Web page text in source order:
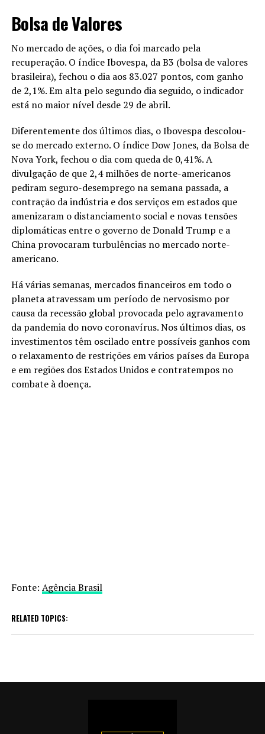
Bolsa de Valores
No mercado de ações, o dia foi marcado pela
recuperação. O índice Ibovespa, da B3 (bolsa de valores
brasileira), fechou o dia aos 83.027 pontos, com ganho
de 2,1%. Em alta pelo segundo dia seguido, o indicador
está no maior nível desde 29 de abril.
Diferentemente dos últimos dias, o Ibovespa descolou-
se do mercado externo. O índice Dow Jones, da Bolsa de
Nova York, fechou o dia com queda de 0,41%. A
divulgação de que 2,4 milhões de norte-americanos
pediram seguro-desemprego na semana passada, a
contração da indústria e dos serviços em estados que
amenizaram o distanciamento social e novas tensões
diplomáticas entre o governo de Donald Trump e a
China provocaram turbulências no mercado norte-
americano.
Há várias semanas, mercados financeiros em todo o
planeta atravessam um período de nervosismo por
causa da recessão global provocada pelo agravamento
da pandemia do novo coronavírus. Nos últimos dias, os
investimentos têm oscilado entre possíveis ganhos com
o relaxamento de restrições em vários países da Europa
e em regiões dos Estados Unidos e contratempos no
combate à doença.
Fonte: Agência Brasil
RELATED TOPICS: